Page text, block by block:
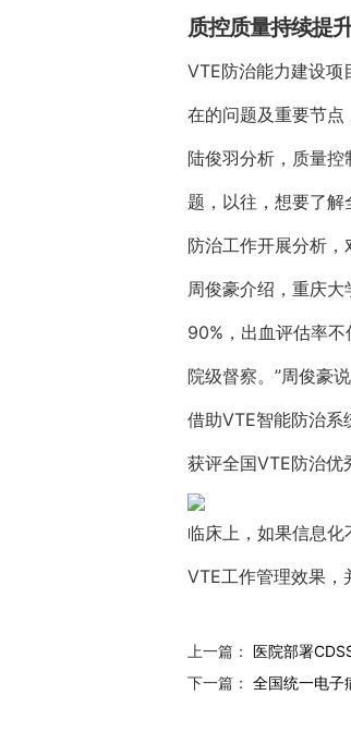
质控质量持续提
VTE防治能力建设项
在的问题及重要节点
陆俊羽分析，质量
题，以往，想要了
防治工作开展分析，
周俊豪介绍，重庆
90%，出血评估率
院级督察。”周俊豪说
借助VTE智能防治系
获评全国VTE防治优
临床上，如果信息
VTE工作管理效果，
上一篇： 医院部署
下一篇： 全国统一电子